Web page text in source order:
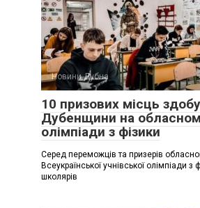
Новини Дубна
10 призових місць
Дубенщини на
олімпіади з фізики
Серед переможців та призерів
Всеукраїнської учнівської олімпіади з
школярів